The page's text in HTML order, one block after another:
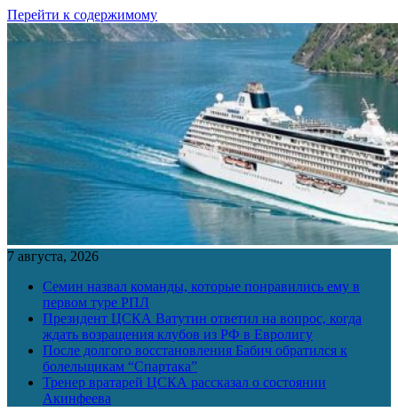
Перейти к содержимому
7 августа, 2026
Семин назвал команды, которые понравились ему в
первом туре РПЛ
Президент ЦСКА Ватутин ответил на вопрос, когда
ждать возращения клубов из РФ в Евролигу
После долгого восстановления Бабич обратился к
болельщикам “Спартака”
Тренер вратарей ЦСКА рассказал о состоянии
Акинфеева